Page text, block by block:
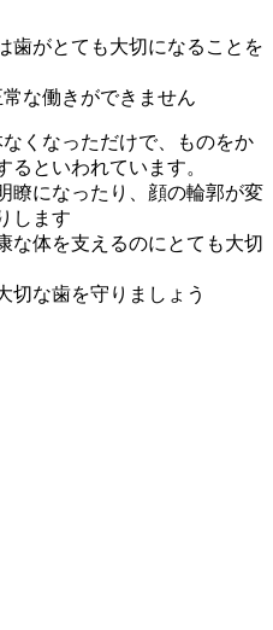
歯がとても大切になることを
な働きができません
くなっただけで、ものをか
るといわれています。
瞭になったり、顔の輪郭が変
します
な体を支えるのにとても大切
切な歯を守りましょう